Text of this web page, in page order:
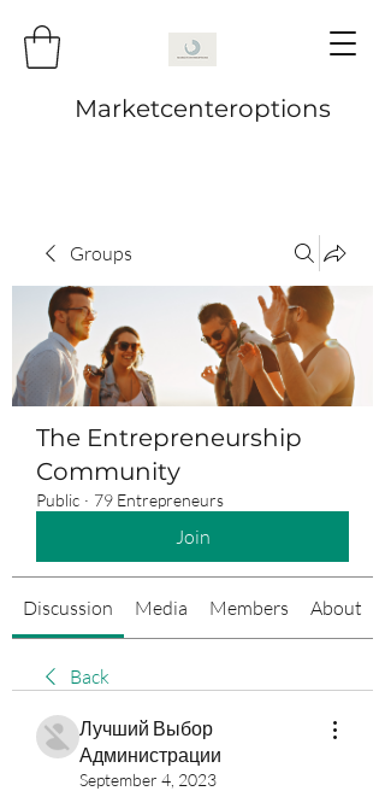
Marketcenteroptions
Groups
The Entrepreneurship
Community
Public · 79 Entrepreneurs
Join
Discussion Media Members About
Back
Лучший Выбор
Администрации
September 4, 2023